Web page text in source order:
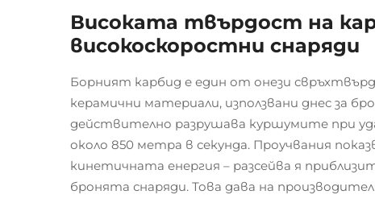
Високата твърдост на
високоскоростни снаряди
Борният карбид е един от онези
керамични материали, използвани днес за
действително разрушава куршумите при
около 850 метра в секунда. Проучвания
кинетичната енергия – разсейва я
бронята снаряди. Това дава на